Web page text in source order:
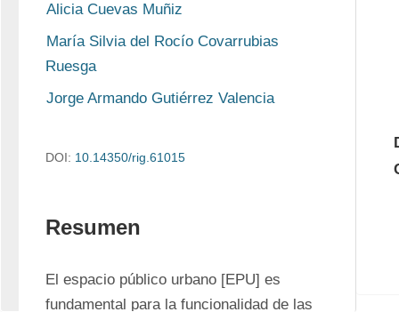
Alicia Cuevas Muñiz
María Silvia del Rocío Covarrubias
Ruesga
Jorge Armando Gutiérrez Valencia
DOI: 10.14350/rig.61015
Resumen
El espacio público urbano [EPU] es
fundamental para la funcionalidad de las